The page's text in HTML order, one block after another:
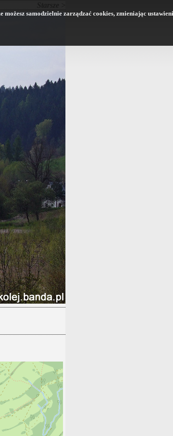
samodzielnie zarządzać cookies, zmieniając